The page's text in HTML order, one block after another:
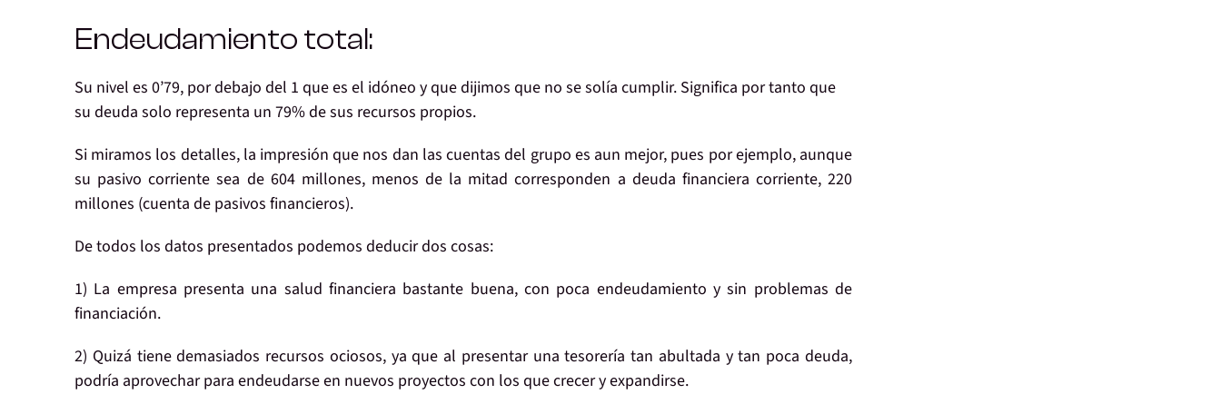
Endeudamiento total:
Su nivel es 0’79, por debajo del 1 que es el idóneo y que dijimos que no se solía cumplir. Significa por tanto que
su deuda solo representa un 79% de sus recursos propios.
Si miramos los detalles, la impresión que nos dan las cuentas del grupo es aun mejor, pues por ejemplo, aunque
su pasivo corriente sea de 604 millones, menos de la mitad corresponden a deuda financiera corriente, 220
millones (cuenta de pasivos financieros).
De todos los datos presentados podemos deducir dos cosas:
1) La empresa presenta una salud financiera bastante buena, con poca endeudamiento y sin problemas de
financiación.
2) Quizá tienedemasiados recursos ociosos, ya que al presentar una tesorería tan abultada y tan poca deuda,
podría aprovechar para endeudarse en nuevos proyectos con los que crecer y expandirse.